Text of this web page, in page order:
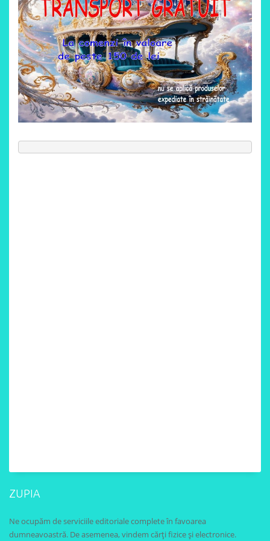
ZUPIA
Ne ocupăm de serviciile editoriale complete în favoarea
dumneavoastră. De asemenea, vindem cărți fizice și electronice.